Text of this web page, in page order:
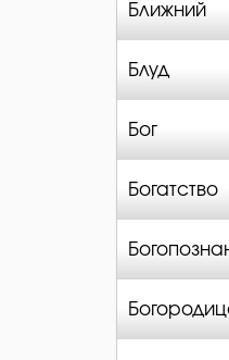
Ближний
Блуд
Бог
Богатство